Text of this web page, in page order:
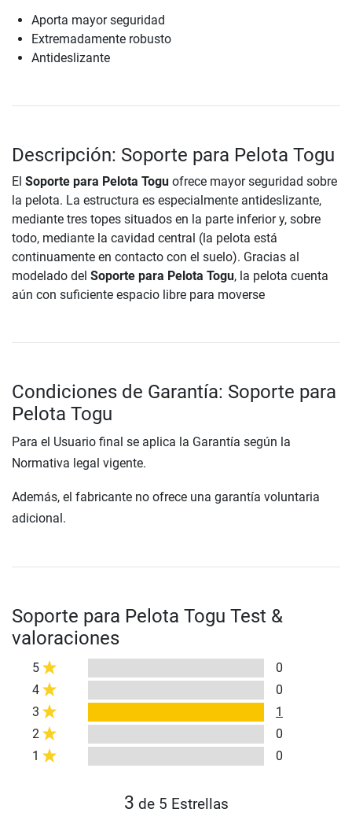
Aporta mayor seguridad
Extremadamente robusto
Antideslizante
Descripción: Soporte para Pelota Togu
El Soporte para Pelota Togu ofrece mayor seguridad sobre
la pelota. La estructura es especialmente antideslizante,
mediante tres topes situados en la parte inferior y, sobre
todo, mediante la cavidad central (la pelota está
continuamente en contacto con el suelo). Gracias al
modelado del Soporte para Pelota Togu, la pelota cuenta
aún con suficiente espacio libre para moverse
Condiciones de Garantía: Soporte para
Pelota Togu
Para el Usuario final se aplica la Garantía según la
Normativa legal vigente.
Además, el fabricante no ofrece una garantía voluntaria
adicional.
Soporte para Pelota Togu Test &
valoraciones
5
0
4
0
3
1
2
0
1
0
3 de 5 Estrellas